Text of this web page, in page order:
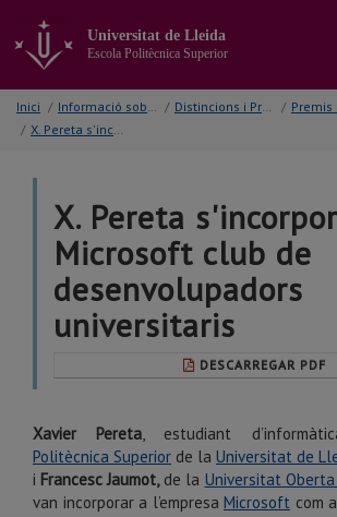
contingut
principal
pàgina
Universitat de Lleida
Escola Politècnica Superior
Inici / Informació sobre... / Distincions i Premis / Premis
/ X. Pereta s'incorpora a Microsoft club de desenvolupadors universitaris
X. Pereta
Microsoft club de
desenvolupadors
universitaris
DESCARREGAR PDF
Xavier Pereta, estudiant
Politècnica Superior de la Universitat de
i Francesc Jaumot,de la Universitat
van incorporar a l’empresa Microsoft com